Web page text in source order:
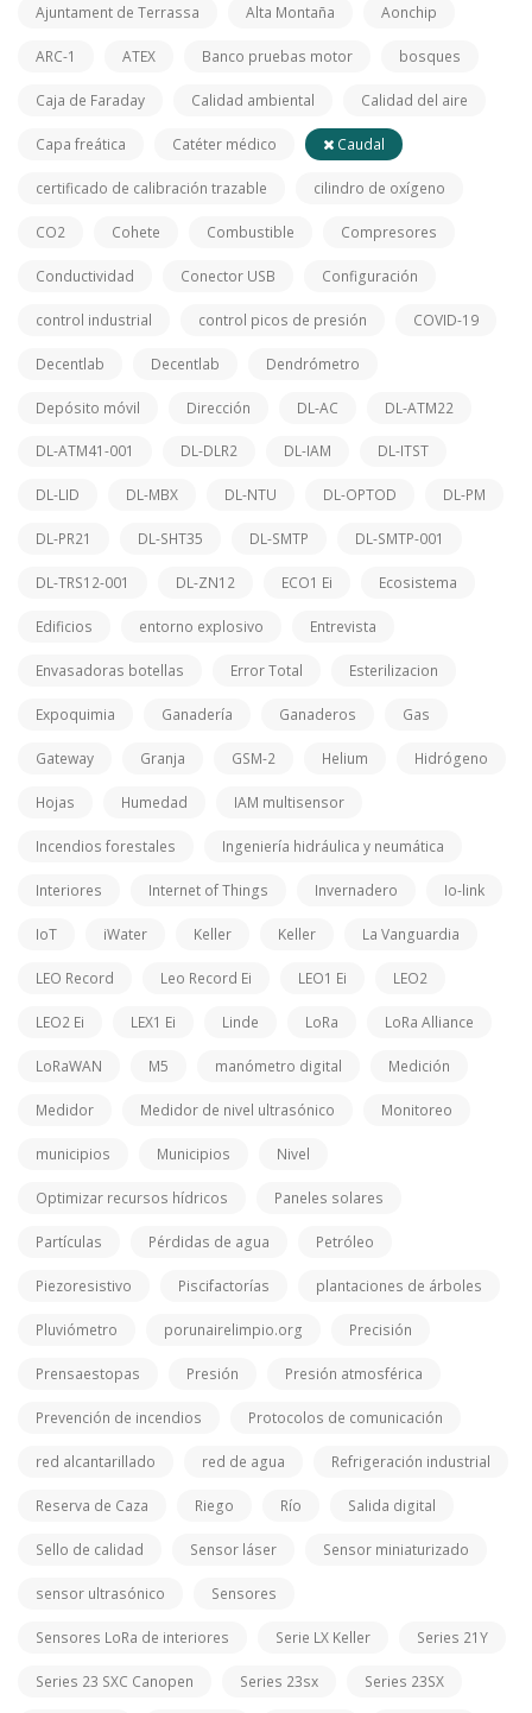
Ajuntament de Terrassa Alta Montaña Aonchip
ARC-1 ATEX Banco pruebas motor bosques
Caja de Faraday Calidad ambiental Calidad del aire
Capa freática Catéter médico Caudal
certificado de calibración trazable cilindro de oxígeno
CO2 Cohete Combustible Compresores
Conductividad Conector USB Configuración
control industrial control picos de presión COVID-19
Decentlab Decentlab Dendrómetro
Depósito móvil Dirección DL-AC DL-ATM22
DL-ATM41-001 DL-DLR2 DL-IAM DL-ITST
DL-LID DL-MBX DL-NTU DL-OPTOD DL-PM
DL-PR21 DL-SHT35 DL-SMTP DL-SMTP-001
DL-TRS12-001 DL-ZN12 ECO1 Ei Ecosistema
Edificios entorno explosivo Entrevista
Envasadoras botellas Error Total Esterilizacion
Expoquimia Ganadería Ganaderos Gas
Gateway Granja GSM-2 Helium Hidrógeno
Hojas Humedad IAM multisensor
Incendios forestales Ingeniería hidráulica y neumática
Interiores Internet of Things Invernadero Io-link
IoT iWater Keller Keller La Vanguardia
LEO Record Leo Record Ei LEO1 Ei LEO2
LEO2 Ei LEX1 Ei Linde LoRa LoRa Alliance
LoRaWAN M5 manómetro digital Medición
Medidor Medidor de nivel ultrasónico Monitoreo
municipios Municipios Nivel
Optimizar recursos hídricos Paneles solares
Partículas Pérdidas de agua Petróleo
Piezoresistivo Piscifactorías plantaciones de árboles
Pluviómetro porunairelimpio.org Precisión
Prensaestopas Presión Presión atmosférica
Prevención de incendios Protocolos de comunicación
red alcantarillado red de agua Refrigeración industrial
Reserva de Caza Riego Río Salida digital
Sello de calidad Sensor láser Sensor miniaturizado
sensor ultrasónico Sensores
Sensores LoRa de interiores Serie LX Keller Series 21Y
Series 23 SXC Canopen Series 23sx Series 23SX